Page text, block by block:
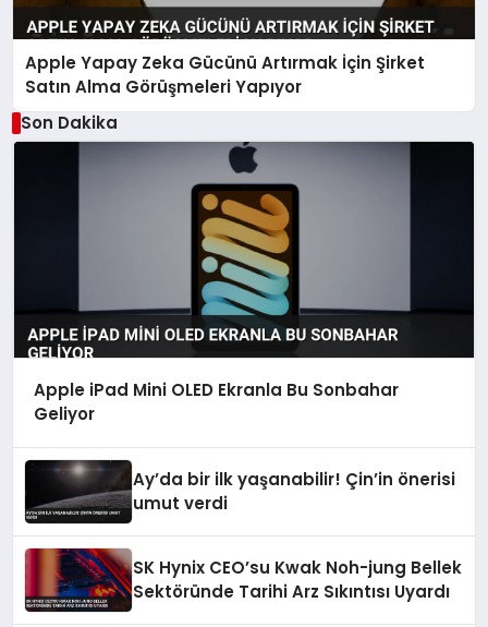
Apple Yapay Zeka Gücünü Artırmak İçin Şirket
Satın Alma Görüşmeleri Yapıyor
Son Dakika
Apple iPad Mini OLED Ekranla Bu Sonbahar
Geliyor
Ay’da bir ilk yaşanabilir! Çin’in önerisi
umut verdi
SK Hynix CEO’su Kwak Noh-jung Bellek
Sektöründe Tarihi Arz Sıkıntısı Uyardı